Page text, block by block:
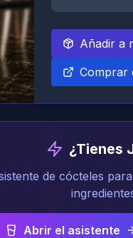
Añadir a
Comprar
¿Tienes
de cócteles
Abrir el asistente